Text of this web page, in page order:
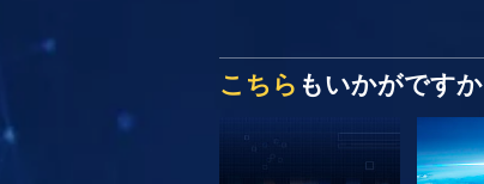
こちら もいかがですか